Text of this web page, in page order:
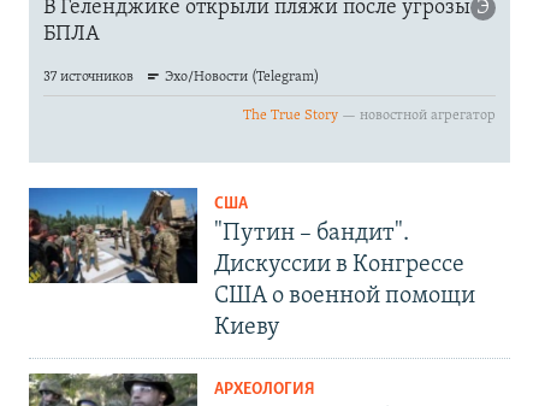
США
"Путин – бандит".
Дискуссии в Конгрессе
США о военной помощи
Киеву
АРХЕОЛОГИЯ